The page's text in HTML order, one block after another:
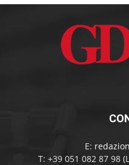
E:
T: +39 051 082 87 98